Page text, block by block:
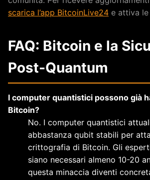
scarica l’app BitcoinLive24 e attiva
FAQ: Bitcoin e la
Post-Quantum
I computer quantistici possono già
Bitcoin?
No. I computer quantistici
abbastanza qubit stabili per
crittografia di Bitcoin. Gli
siano necessari almeno 10-20
questa minaccia diventi